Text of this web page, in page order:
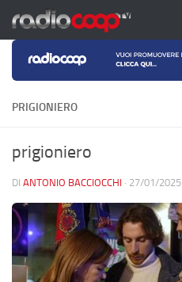
Salta al contenuto
PRIGIONIERO
prigioniero
DI ANTONIO BACCIOCCHI · 27/01/2025